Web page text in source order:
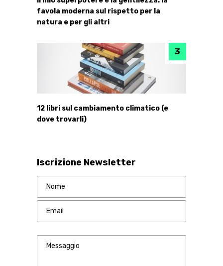
favola moderna sul rispetto per la
natura e per gli altri
12 libri sul cambiamento climatico (e
dove trovarli)
Iscrizione Newsletter